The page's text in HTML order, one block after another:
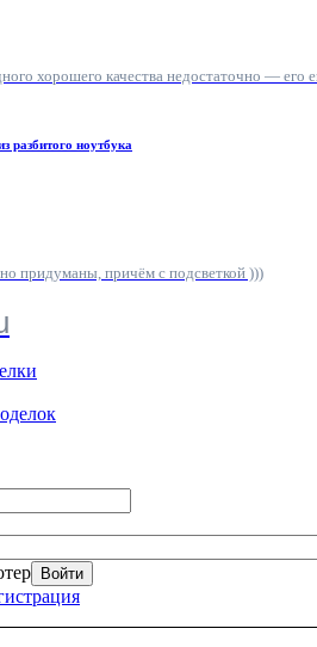
хорошего качества недостаточно —
разбитого ноутбука
придуманы, причём с подсветкой )))
Войти